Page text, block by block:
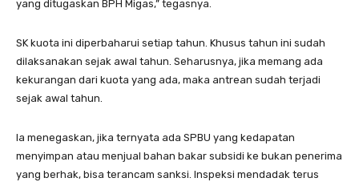
yang ditugaskan BPH Migas,” tegasnya.
SK kuota ini diperbaharui setiap tahun. Khusus tahun ini sudah
dilaksanakan sejak awal tahun. Seharusnya, jika memang ada
kekurangan dari kuota yang ada, maka antrean sudah terjadi
sejak awal tahun.
Ia menegaskan, jika ternyata ada SPBU yang kedapatan
menyimpan atau menjual bahan bakar subsidi ke bukan penerima
yang berhak, bisa terancam sanksi. Inspeksi mendadak terus